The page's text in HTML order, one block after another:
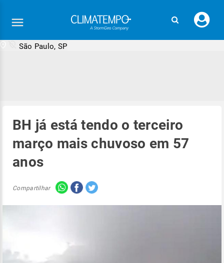
seu
São Paulo, SP
BH já está tendo o terceiro
março mais chuvoso em 57
anos
Compartilhar